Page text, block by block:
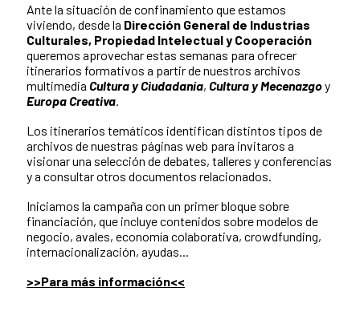
Ante la situación de confinamiento que estamos
viviendo, desde la Dirección General de Industrias
Culturales, Propiedad Intelectual y Cooperación
queremos aprovechar estas semanas para ofrecer
itinerarios formativos a partir de nuestros archivos
multimedia Cultura y Ciudadanía, Cultura y Mecenazgoy
Europa Creativa.
Los itinerarios temáticos identifican distintos tipos de
archivos de nuestras páginas web para invitaros a
visionar una selección de debates, talleres y conferencias
y a consultar otros documentos relacionados.
Iniciamos la campaña con un primer bloque sobre
financiación, que incluye contenidos sobre modelos de
negocio, avales, economía colaborativa, crowdfunding,
internacionalización, ayudas...
>>Para más información<<